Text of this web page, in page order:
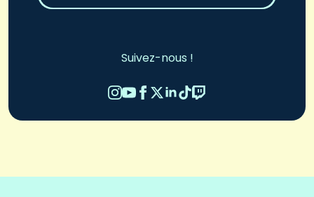
Suivez-nous !